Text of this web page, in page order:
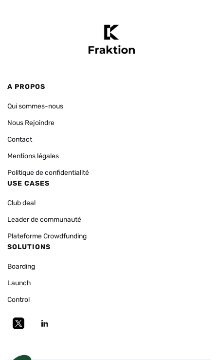
A PROPOS
Qui sommes-nous
Nous Rejoindre
Contact
Mentions légales
Politique de confidentialité
USE CASES
Club deal
Leader de communauté
Plateforme Crowdfunding
SOLUTIONS
Boarding
Launch
Control